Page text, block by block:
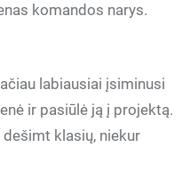
komandos narys.
labiausiai įsiminusi
ir pasiūlė ją į projektą.
klasių, niekur